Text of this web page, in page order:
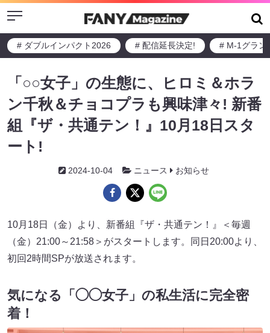
Menu
# ダブルインパクト2026 # 配信延長決定! # M-1グラン
「○○女子」の生態に、ヒロミ＆ホラ
ン千秋＆チョコプラも興味津々! 新番
組『ザ・共通テン！』10月18日スタ
ート!
2024-10-04 ニュース お知らせ
10月18日（金）より、新番組『ザ・共通テン！』＜毎週
（金）21:00～21:58＞がスタートします。同日20:00より、
初回2時間SPが放送されます。
気になる「◯◯女子」の私生活に完全密
着！